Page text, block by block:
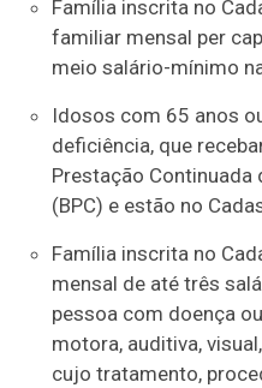
Família inscrita no
familiar mensal per
meio salário-mínimo
Idosos com 65 anos
deficiência, que
Prestação Continuada
(BPC) e estão no
Família inscrita no
mensal de até três
pessoa com doença
motora, auditiva,
cujo tratamento,